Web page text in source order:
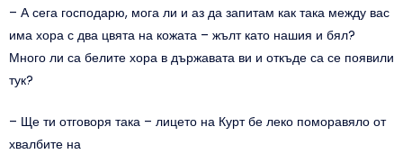
– А сега господарю, мога ли и аз да запитам как така между вас
има хора с два цвята на кожата – жълт като нашия и бял?
Много ли са белите хора в държавата ви и откъде са се появили
тук?
– Ще ти отговоря така – лицето на Курт бе леко поморавяло от
хвалбите на